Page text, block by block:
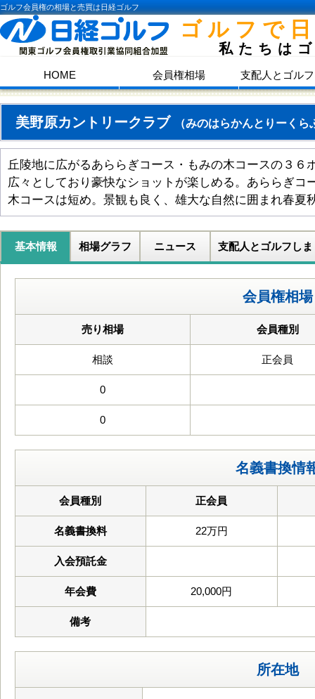
ゴルフ会員権の相場と売買は日経ゴルフ
ゴルフで
私たちは
HOME 会員権相場 支配人とゴル
美野原カントリークラブ （みのはらかんとりーくら
丘陵地に広がるあららぎコース・もみの木コースの３
広々としており豪快なショットが楽しめる。あららぎコ
木コースは短め。景観も良く、雄大な自然に囲まれ春夏
基本情報 相場グラフ ニュース 支配人とゴルフしま
会員権相場
売り相場 会員種別
相談 正会員
0
0
名義書換情
会員種別 正会員
名義書換料 22万円
入会預託金
年会費 20,000円
備考
所在地